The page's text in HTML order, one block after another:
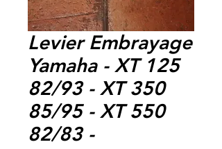
Levier Embrayage
Yamaha - XT 125
82/93 - XT 350
85/95 - XT 550
82/83 -